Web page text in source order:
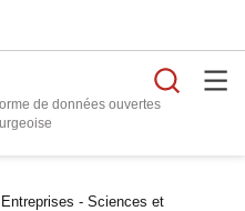
de données ouvertes
Entreprises - Sciences et